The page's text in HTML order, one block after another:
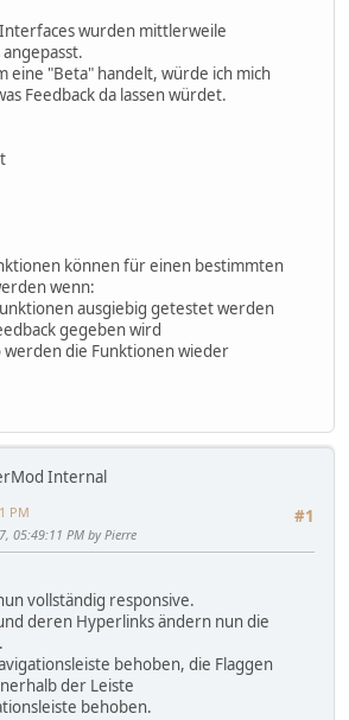
wurden mittlerweile
eine "Beta" handelt, würde ich mich
Feedback da lassen würdet.
können für einen bestimmten
wenn:
ausgiebig getestet werden
gegeben wird
werden die Funktionen wieder
Internal
#1
PM
05:49:11 PM by Pierre
vollständig responsive.
deren Hyperlinks ändern nun die
behoben, die Flaggen
der Leiste
behoben.